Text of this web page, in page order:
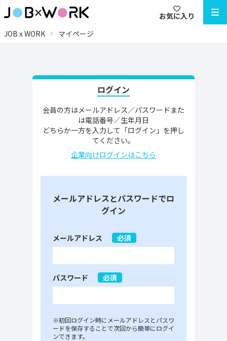
お気に入り
JOB x WORK
マイページ
ログイン
会員の方はメールアドレス／パスワードまた
は電話番号／生年月日
どちらか一方を入力して「ログイン」を押し
てください。
企業向けログインはこちら
メールアドレスとパスワードでロ
グイン
メールアドレス 必須
パスワード 必須
※初回ログイン時にメールアドレスとパスワ
ードを保存することで次回から簡単にログイ
ンできます。